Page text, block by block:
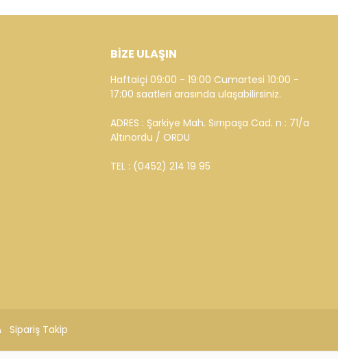
BİZE ULAŞIN
Haftaiçi 09:00 - 19:00 Cumartesi 10:00 -
17:00 saatleri arasında ulaşabilirsiniz.
ADRES : Şarkiye Mah. Sırrıpaşa Cad. n : 71/a
Altınordu / ORDU
TEL : (0452) 214 19 95
Sipariş Takip